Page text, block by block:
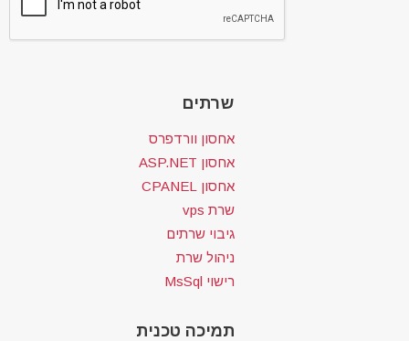
שרתים
אחסון וורדפרס
אחסון ASP.NET
אחסון CPANEL
שרת vps
גיבוי שרתים
ניהול שרת
רישוי MsSql
תמיכה טכנית